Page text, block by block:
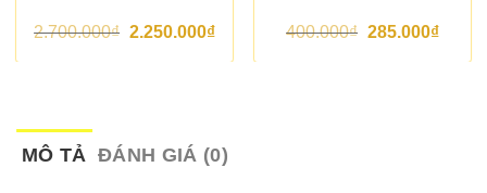
2.700.000₫ G
à
2.250.000₫G
t
ạ
400.000₫ G
285.000₫G
MÔ TẢ ĐÁNH GIÁ (0)